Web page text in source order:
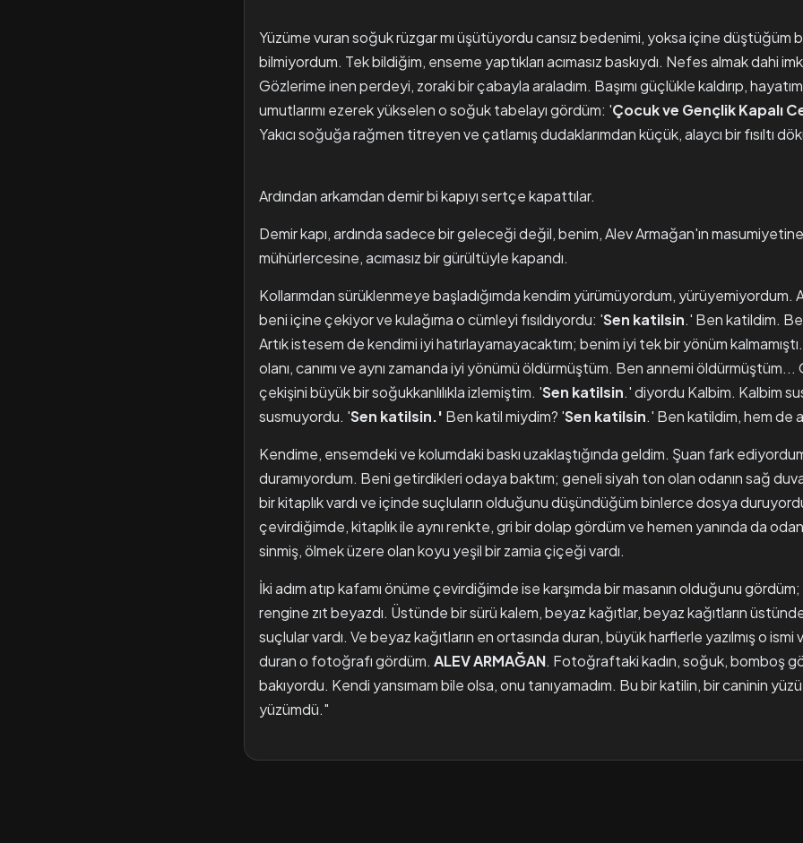
Yüzüme vuran soğuk rüzgar mı üşütüyordu cansız bedenimi, yoksa içine düştüğüm
bilmiyordum. Tek bildiğim, enseme yaptıkları acımasız baskıydı. Nefes almak dahi
Gözlerime inen perdeyi, zoraki bir çabayla araladım. Başımı güçlükle kaldırıp,
umutlarımı ezerek yükselen o soğuk tabelayı gördüm: 'Çocukve Gençlik Kapalı
Yakıcı soğuğa rağmen titreyen ve çatlamış dudaklarımdan küçük, alaycı bir fısıltı
Ardından arkamdan demir bi kapıyı sertçe kapattılar.
Demir kapı, ardında sadece bir geleceği değil, benim, Alev Armağan'ın masumiyetine
mühürlercesine, acımasız bir gürültüyle kapandı.
Kollarımdan sürüklenmeye başladığımda kendim yürümüyordum, yürüyemiyordum.
beni içine çekiyor ve kulağıma o cümleyi fısıldıyordu: 'Sen katilsin.' Ben katildim.
Artık istesem de kendimi iyi hatırlayamayacaktım; benim iyi tek bir yönüm
olanı, canımı ve aynı zamanda iyi yönümü öldürmüştüm. Ben annemi öldürmüştüm...
çekişini büyük bir soğukkanlılıkla izlemiştim. 'Sen katilsin.' diyordu Kalbim. Kalbim
susmuyordu. 'Sen katilsin.' Ben katil miydim? 'Sen katilsin.' Ben katildim, hem de
Kendime, ensemdeki ve kolumdaki baskı uzaklaştığında geldim. Şuan fark
duramıyordum. Beni getirdikleri odaya baktım; geneli siyah ton olan odanın sağ
bir kitaplık vardı ve içinde suçluların olduğunu düşündüğüm binlerce dosya
çevirdiğimde, kitaplık ile aynı renkte, gri bir dolap gördüm ve hemen yanında da
sinmiş, ölmek üzere olan koyu yeşil bir zamia çiçeği vardı.
İki adım atıp kafamı önüme çevirdiğimde ise karşımda bir masanın olduğunu
rengine zıt beyazdı. Üstünde bir sürü kalem, beyaz kağıtlar, beyaz kağıtların
suçlular vardı. Ve beyaz kağıtların en ortasında duran, büyük harflerle yazılmış o ismi
duran o fotoğrafı gördüm. ALEVARMAĞAN. Fotoğraftaki kadın, soğuk, bomboş
bakıyordu. Kendi yansımam bile olsa, onu tanıyamadım. Bu bir katilin, bir caninin
yüzümdü."